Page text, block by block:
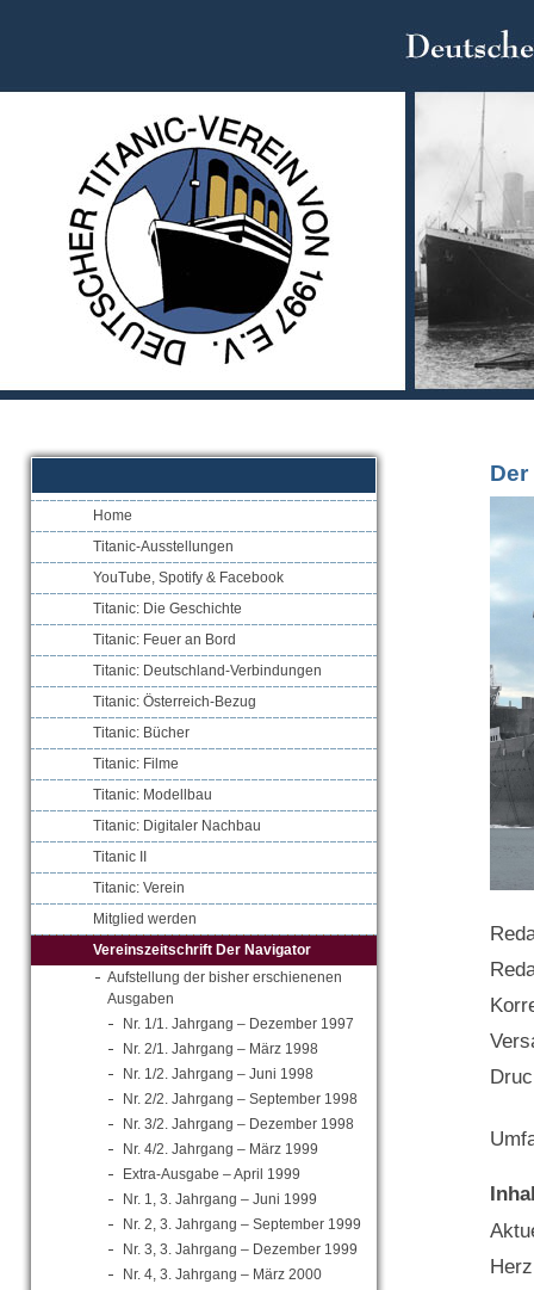
Home
Titanic-Ausstellungen
YouTube, Spotify & Facebook
Titanic: Die Geschichte
Titanic: Feuer an Bord
Titanic: Deutschland-Verbindungen
Titanic: Österreich-Bezug
Titanic: Bücher
Titanic: Filme
Titanic: Modellbau
Titanic: Digitaler Nachbau
Titanic II
Titanic: Verein
Mitglied werden
Vereinszeitschrift Der Navigator
Aufstellung der bisher erschienenen
Ausgaben
Nr. 1/1. Jahrgang – Dezember 1997
Nr. 2/1. Jahrgang – März 1998
Nr. 1/2. Jahrgang – Juni 1998
Nr. 2/2. Jahrgang – September 1998
Nr. 3/2. Jahrgang – Dezember 1998
Nr. 4/2. Jahrgang – März 1999
Extra-Ausgabe – April 1999
Nr. 1, 3. Jahrgang – Juni 1999
Nr. 2, 3. Jahrgang – September 1999
Nr. 3, 3. Jahrgang – Dezember 1999
Nr. 4, 3. Jahrgang – März 2000